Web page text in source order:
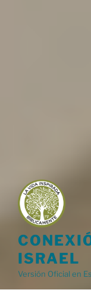
ISRAEL
Versión Oficial en